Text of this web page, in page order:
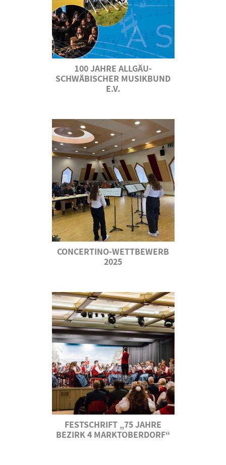
100 JAHRE ALLGÄU-
SCHWÄBISCHER MUSIKBUND
E.V.
CONCERTINO-WETTBEWERB
2025
FESTSCHRIFT „75 JAHRE
BEZIRK 4 MARKTOBERDORF“